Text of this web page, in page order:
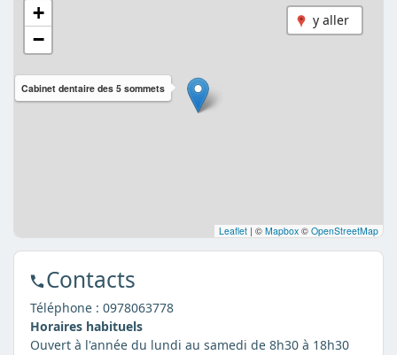
y aller
Cabinet dentaire des 5 sommets
+
−
Leaflet | © Mapbox © OpenStreetMap
Contacts
Téléphone : 0978063778
Horaires habituels
Ouvert à l'année du lundi au samedi de 8h30 à 18h30